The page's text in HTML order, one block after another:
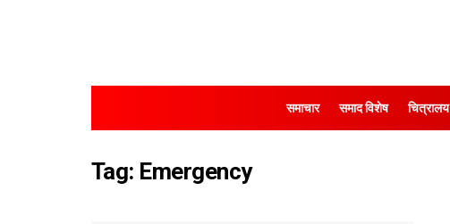
समाचार समाद विशेष चित्रालय
Tag: Emergency